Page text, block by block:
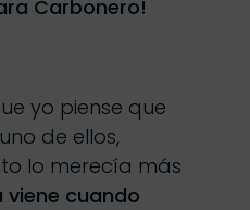
Carbonero!
yo piense que
de ellos,
lo merecía más
viene cuando